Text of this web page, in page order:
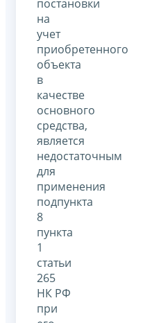
постановки
на
учет
приобретенного
объекта
в
качестве
основного
средства,
является
недостаточным
для
применения
подпункта
8
пункта
1
статьи
265
НК РФ
при